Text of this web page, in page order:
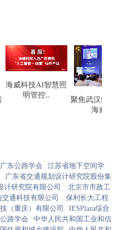
智慧照
控..
聚焦武汉综能大会｜
海威科..
计研究院有限公司
北京市市政工
交通科技有限公司
保利长大工程
（重庆）有限公司
IESPlaza综合
路学会
中华人民共和国工业和信
住房和城乡建设部
中华人民共和
中建八局 中铁集团
中土集团
路桥集团 广西新发展
广西北部